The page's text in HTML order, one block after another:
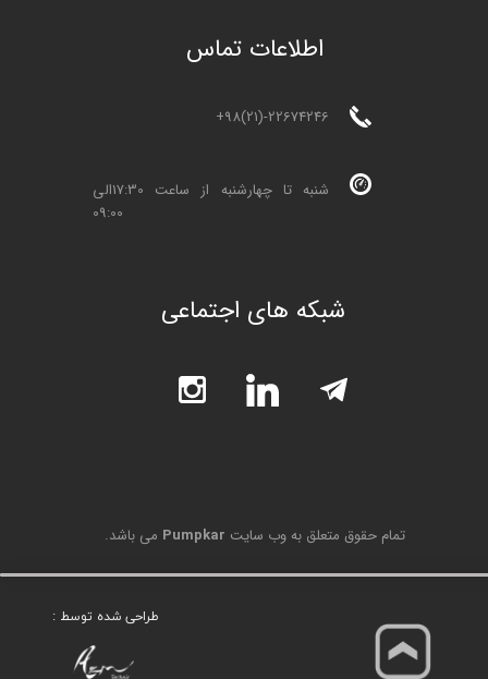
اطلاعات تماس
+98(21)-22674246
شنبه تا چهارشنبه از ساعت 17:30الی
09:00
شبکه های اجتماعی
تمام حقوق متعلق به وب سایت Pumpkar می باشد.
طراحی شده توسط :